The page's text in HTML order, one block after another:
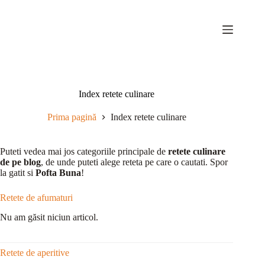
Index retete culinare
Prima pagină Index retete culinare
Puteti vedea mai jos categoriile principale de retete culinare
de pe blog, de unde puteti alege reteta pe care o cautati. Spor
la gatit si Pofta Buna!
Retete de afumaturi
Nu am găsit niciun articol.
Retete de aperitive